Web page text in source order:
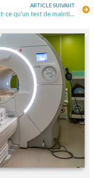
ARTICLE SUIVANT
Qu’est-ce qu’un test de maintien de l’éveil ?